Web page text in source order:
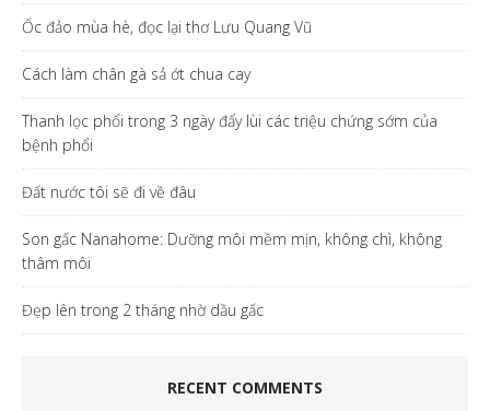
Ốc đảo mùa hè, đọc lại thơ Lưu Quang Vũ
Cách làm chân gà sả ớt chua cay
Thanh lọc phổi trong 3 ngày đẩy lùi các triệu chứng sớm của
bệnh phổi
Đất nước tôi sẽ đi về đâu
Son gấc Nanahome: Dưỡng môi mềm mịn, không chì, không
thâm môi
Đẹp lên trong 2 tháng nhờ dầu gấc
RECENT COMMENTS